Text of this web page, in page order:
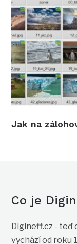
Jak na
Co je
Digineff.cz - teď
vychází od roku